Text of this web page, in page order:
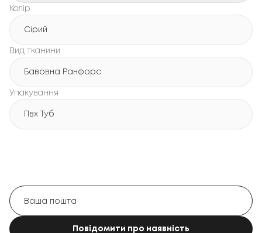
Колір
Сірий
Вид тканини
Бавовна Ранфорс
Упакування
Пвх Туб
Повідомити про наявність